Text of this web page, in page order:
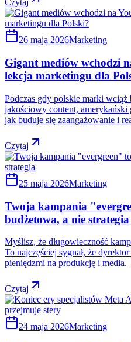
Czytaj
26 maja 2026Marketing
Gigant mediów wchodzi
lekcja marketingu dla
Podczas gdy polskie marki
jakościowy content,
jak buduje się zaangażowanie i
Czytaj
25 maja 2026Marketing
Twoja kampania
budżetowa, a nie strategia
Myślisz, że długowieczność
To najczęściej sygnał, że
pieniędzmi na produkcję i media.
Czytaj
24 maja 2026Marketing